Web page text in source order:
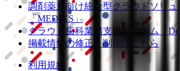
調剤薬局向け統合型クラウドソリュ
「MEDIXS」
クラウド歯科業務支援システム
「
掲載情報の修正・削除はこちら
利用規約